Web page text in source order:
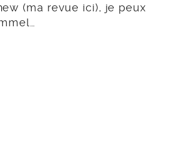
(ma revue ici), je peux